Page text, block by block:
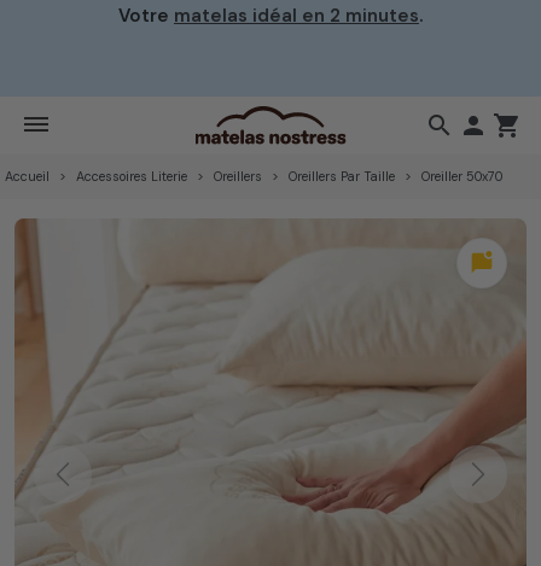
Votre matelas idéal en 2 minutes.
search  shopping_cart
Accueil Accessoires Literie Oreillers Oreillers Par Taille Oreiller 50x70
mark_chat_unread
Previous Next